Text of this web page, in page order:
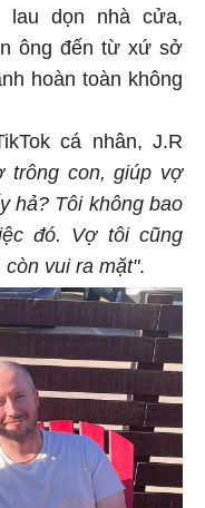
dọn nhà cửa,
ông đến từ xứ sở
hoàn toàn không
cá nhân, J.R
trông con, giúp vợ
hả? Tôi không bao
đó. Vợ tôi cũng
vui ra mặt".